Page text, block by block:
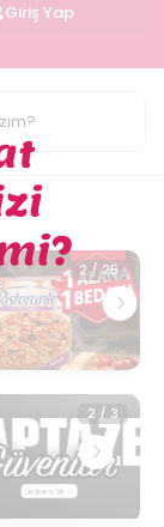
Giriş Yap
2/25
2 / 3